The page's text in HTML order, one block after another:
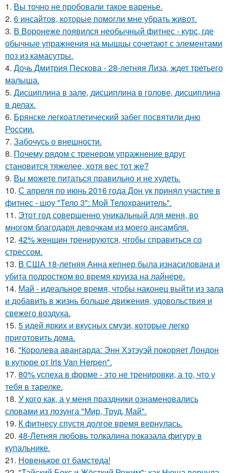
1. Вы точно не пробовали такое варенье.
2. 6 инсайтов, которые помогли мне убрать живот.
3. В Воронеже появился необычный фитнес - курс, где
обычные упражнения на мышцы сочетают с элементами
поз из камасутры.
4. Дочь Дмитрия Пескова - 28-летняя Лиза, ждет третьего
малыша.
5. Дисциплина в зале, дисциплина в голове, дисциплина
в делах.
6. Брянске легкоатлетический забег посвятили дню
России.
7. Забочусь о внешности.
8. Почему рядом с тренером упражнение вдруг
становится тяжелее, хотя вес тот же?
9. Вы можете питаться правильно и не худеть.
10. С апреля по июнь 2016 года Дон ук принял участие в
фитнес - шоу "Тело 3": Мой Телохранитель".
11. Этот год совершенно уникальный для меня, во
многом благодаря девочкам из моего ансамбля.
12. 42% женщин тренируются, чтобы справиться со
стрессом.
13. В США 18-летняя Анна кепнер была изнасилована и
убита подростком во время круиза на лайнере.
14. Май - идеальное время, чтобы наконец выйти из зала
и добавить в жизнь больше движения, удовольствия и
свежего воздуха.
15. 5 идей ярких и вкусных смузи, которые легко
приготовить дома.
16. "Королева авангарда: Энн Хэтэуэй покоряет Лондон
в кутюре от Iris Van Herpen".
17. 80% успеха в форме - это не тренировки, а то, что у
тебя в тарелке.
18. У кого как, а у меня праздники ознаменовались
словами из лозунга "Мир, Труд, Май".
19. К фитнесу спустя долгое время вернулась.
20. 48-Летняя любовь толкалина показала фигуру в
купальнике.
21. Новенькое от бамстеда!